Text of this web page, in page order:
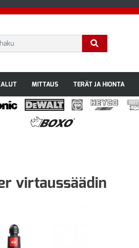
MITTAUS TERÄT JA HIONTA
virtaussäädin